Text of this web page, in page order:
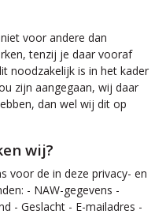
voor andere dan
tenzij je daar vooraf
noodzakelijk is in het kader
zijn aangegaan, wij daar
dan wel wij dit op
wij?
voor de in deze privacy- en
- NAW-gegevens -
- Geslacht - E-mailadres -